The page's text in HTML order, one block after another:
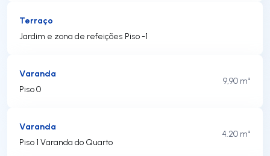
Terraço
Jardim e zona de refeições Piso -1
Varanda
Piso 0
9,90 m²
Varanda
Piso 1 Varanda do Quarto
4.20 m²